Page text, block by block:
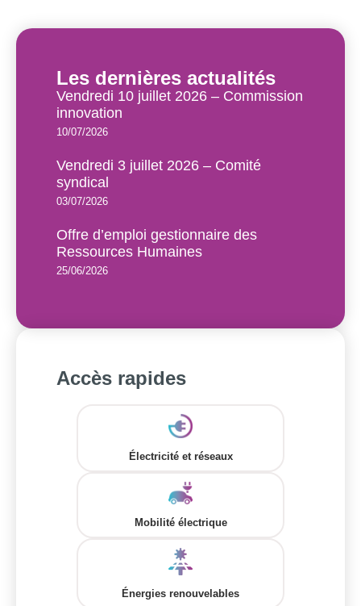
Les dernières actualités
Vendredi 10 juillet 2026 – Commission
innovation
10/07/2026
Vendredi 3 juillet 2026 – Comité
syndical
03/07/2026
Offre d’emploi gestionnaire des
Ressources Humaines
25/06/2026
Accès rapides
Électricité et réseaux
Mobilité électrique
Énergies renouvelables